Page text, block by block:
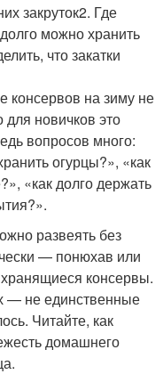
закруток2. Где
можно хранить
что закатки
консервов на зиму не
для новичков это
вопросов много:
огурцы?», «как
«как долго держать
развеять без
— понюхав или
консервы.
— не единственные
Читайте, как
домашнего